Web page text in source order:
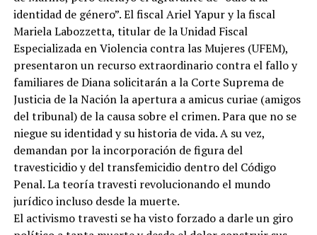
identidad de género”. El fiscal Ariel Yapur y la fiscal
Mariela Labozzetta, titular de la Unidad Fiscal
Especializada en Violencia contra las Mujeres (UFEM),
presentaron un recurso extraordinario contra el fallo y
familiares de Diana solicitarán a la Corte Suprema de
Justicia de la Nación la apertura a amicus curiae (amigos
del tribunal) de la causa sobre el crimen. Para que no se
niegue su identidad y su historia de vida. A su vez,
demandan por la incorporación de figura del
travesticidio y del transfemicidio dentro del Código
Penal. La teoría travesti revolucionando el mundo
jurídico incluso desde la muerte.
El activismo travesti se ha visto forzado a darle un giro